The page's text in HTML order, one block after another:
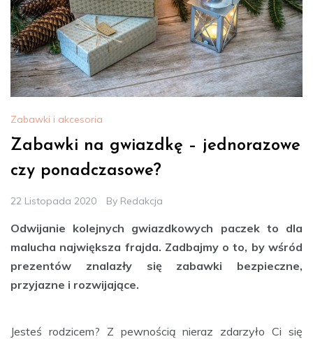
Zabawki i akcesoria
Zabawki na gwiazdkę – jednorazowe
czy ponadczasowe?
22 Listopada 2020 By Redakcja
Odwijanie kolejnych gwiazdkowych paczek to dla
malucha największa frajda. Zadbajmy o to, by wśród
prezentów znalazły się zabawki bezpieczne,
przyjazne i rozwijające.
Jesteś rodzicem? Z pewnością nieraz zdarzyło Ci się